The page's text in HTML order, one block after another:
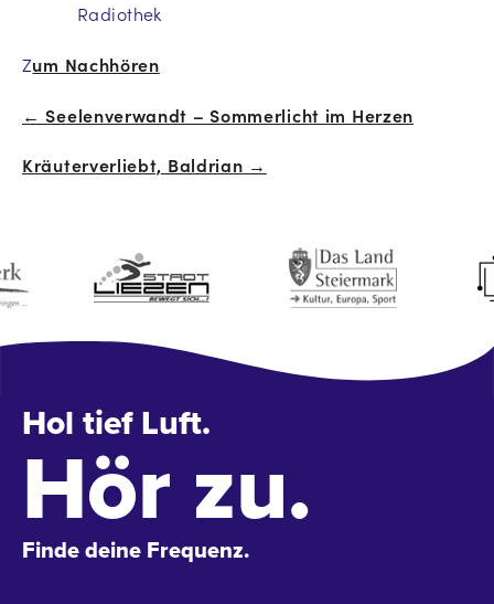
Radiothek
Zum Nachhören
Beitrags-
Navigation
← Seelenverwandt – Sommerlicht im Herzen
Kräuterverliebt, Baldrian →
Hol tief Luft.
Hör zu.
Finde deine Frequenz.